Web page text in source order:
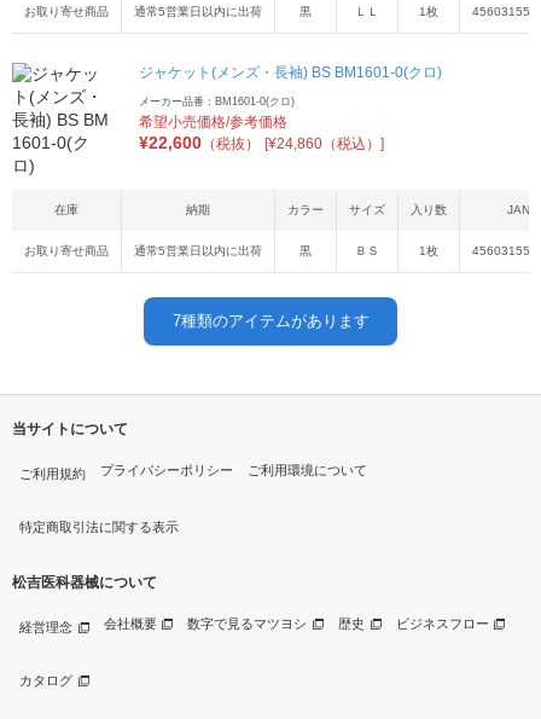
お取り寄せ商品 通常5営業日以内に出荷 黒 ＬＬ 1枚
ジャケット(メンズ・長袖) BS BM1601-0(クロ)
メーカー品番：BM1601-0(クロ)
希望小売価格/参考価格
¥22,600 （税抜） [¥24,860（税込）]
在庫 納期 カラー サイズ 入り数 JAN
お取り寄せ商品 通常5営業日以内に出荷 黒 ＢＳ 1枚
7種類のアイテムがあります
当サイトについて
ご利用規約 プライバシーポリシー ご利用環境について
特定商取引法に関する表示
松吉医科器械について
経営理念 会社概要 数字で見るマツヨシ 歴史 ビジネスフロー
カタログ